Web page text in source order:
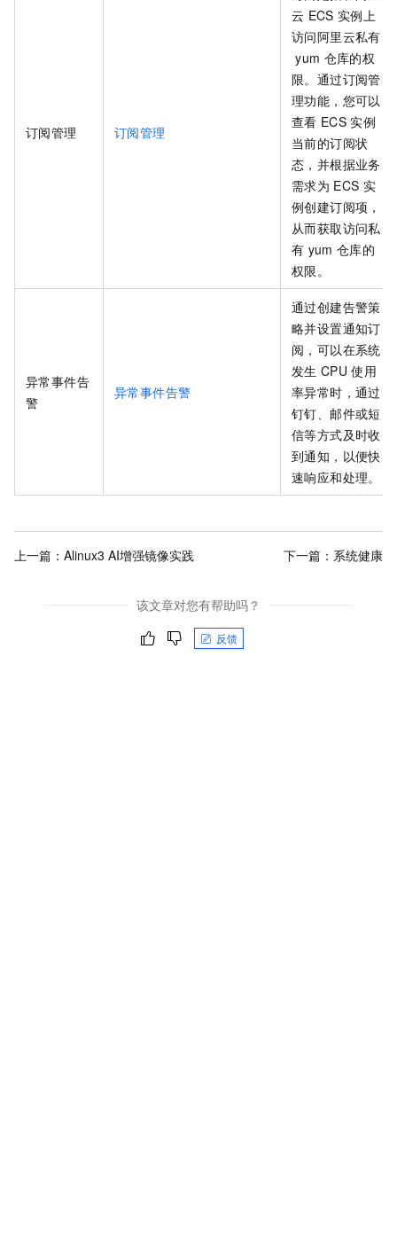
订阅管理 订阅管理
云 ECS 实例上
访问阿里云私有
yum 仓库的权
限。通过订阅管
理功能，您可以
查看 ECS 实例
当前的订阅状
态，并根据业务
需求为 ECS 实
例创建订阅项，
从而获取访问私
有 yum 仓库的
权限。
异常事件告
警
异常事件告警
通过创建告警策
略并设置通知订
阅，可以在系统
发生 CPU 使用
率异常时，通过
钉钉、邮件或短
信等方式及时收
到通知，以便快
速响应和处理。
上一篇： Alinux3 AI增强镜像实践 下一篇： 系统健康
该文章对您有帮助吗？
反馈